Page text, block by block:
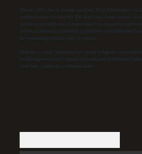
Sitemiz, 5651 Sayılı Kanun gereğince Bilgi Teknolojileri ve
tarafından onaylanmış bir Yer Sağlayıcı olarak hizmet
içerikleri proaktif olarak denetleme veya araştırma
Ancak, üyelerimiz yazdıkları içeriklerin sorumluluğunu
bu sorumluluğu kabul etmiş sayılırlar.
Hukuka ve yasal düzenlemelere aykırı olduğunu
backlinkpanelicomtr@gmail.com adresine bildirmeniz
içerisinde sitemizden kaldırılacaktır.